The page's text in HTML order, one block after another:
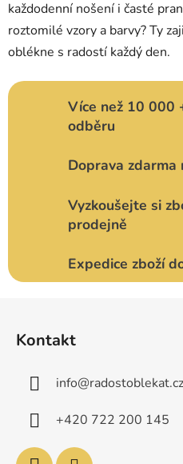
každodenní nošení i časté
roztomilé vzory a barvy? Ty
oblékne s radostí každý den.
Více než 10 000
odběru
Doprava zdarma
Vyzkoušejte si
prodejně
Expedice zboží
Kontakt
info@radostoblekat.cz
+420 722 200 145